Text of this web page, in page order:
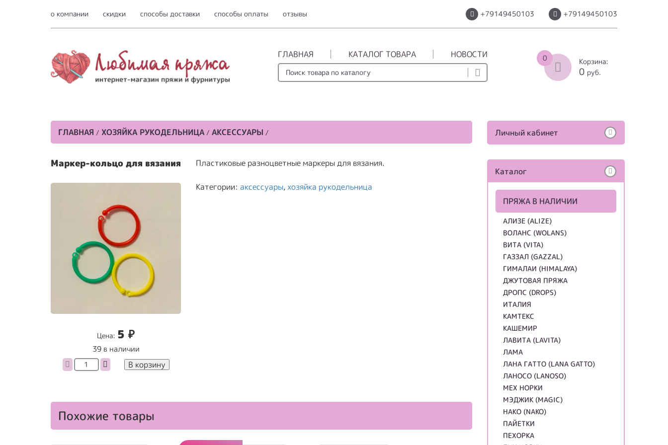
о компании скидки способы доставки способы оплаты отзывы +79149450103 +79149450103
ГЛАВНАЯ КАТАЛОГ ТОВАРА НОВОСТИ 0 Корзина:
0 руб.
Личный кабинет
Каталог
ПРЯЖА В НАЛИЧИИ
АЛИЗЕ (ALIZE)
ВОЛАНС (WOLANS)
ВИТА (VITA)
ГАЗЗАЛ (GAZZAL)
ГИМАЛАИ (HIMALAYA)
ДЖУТОВАЯ ПРЯЖА
ДРОПС (DROPS)
ИТАЛИЯ
КАМТЕКС
КАШЕМИР
ЛАВИТА (LAVITA)
ЛАМА
ЛАНА ГАТТО (LANA GATTO)
ЛАНОСО (LANOSO)
МЕХ НОРКИ
МЭДЖИК (MAGIC)
НАКО (NAKO)
ПАЙЕТКИ
ПЕХОРКА
ГЛАВНАЯ / ХОЗЯЙКА РУКОДЕЛЬНИЦА / АКСЕССУАРЫ /
Маркер-кольцо для вязания
Цена: 5₽
39 в наличии
Количество
товара
вязания
В корзину
Пластиковые разноцветные маркеры для вязания.
Категории:аксессуары, хозяйка рукодельница
Похожие товары